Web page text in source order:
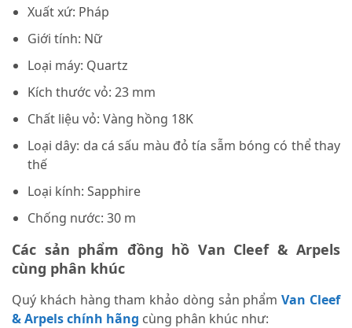
Xuất xứ: Pháp
Giới tính: Nữ
Loại máy: Quartz
Kích thước vỏ: 23 mm
Chất liệu vỏ: Vàng hồng 18K
Loại dây: da cá sấu màu đỏ tía sẫm bóng có thể thay
thế
Loại kính: Sapphire
Chống nước: 30 m
Các sản phẩm đồng hồ Van Cleef & Arpels
cùng phân khúc
Quý khách hàng tham khảo dòng sản phẩmVan Cleef
& Arpels chính hãng cùng phân khúc như: